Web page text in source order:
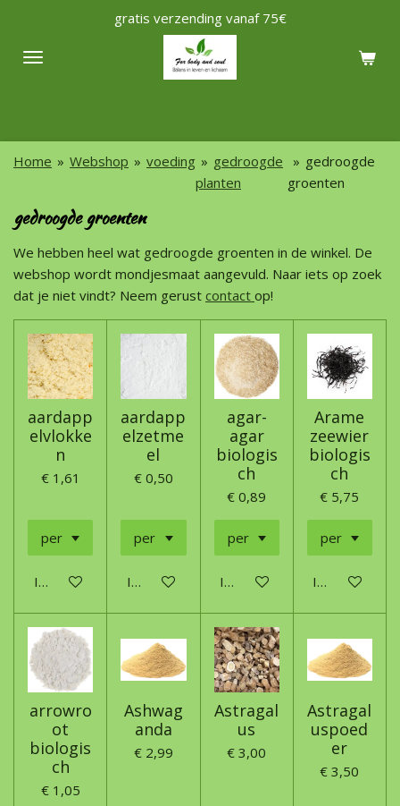
naar
gratis verzending vanaf 75€
Home » Webshop » voeding » gedroogde
planten
» gedroogde
groenten
gedroogde groenten
We hebben heel wat gedroogde groenten in de winkel. De
webshop wordt mondjesmaat aangevuld. Naar iets op zoek
dat je niet vindt? Neem gerust contact op!
aardapp
elvlokke
n
€ 1,61
In winkelwagen
aardapp
elzetme
el
€ 0,50
In winkelwagen
agar-
agar
biologis
ch
€ 0,89
In winkelwagen
Arame
zeewier
biologis
ch
€ 5,75
In
arrowro
ot
biologis
ch
€ 1,05
Ashwag
anda
€ 2,99
Astragal
us
€ 3,00
Astragal
uspoed
er
€ 3,50